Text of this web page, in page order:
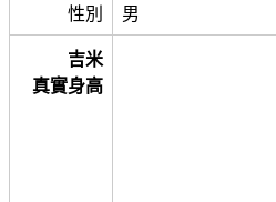
性別 男
吉米
真實身高